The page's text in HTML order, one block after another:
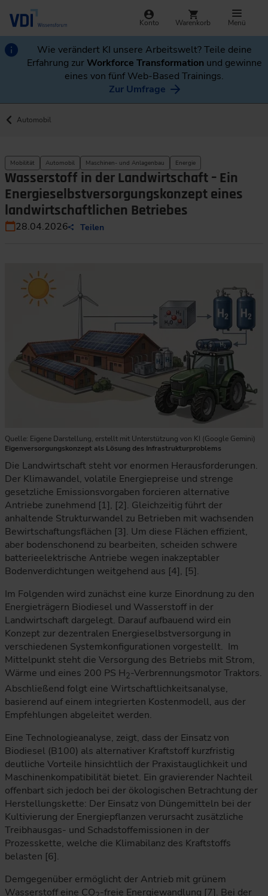
Konto Warenkorb Menü
Wie verändert KI unsere Arbeitswelt? Teile deine
Erfahrung zurWorkforce Transformation und gewinne
eines von fünf Web-Based Trainings.
Zur Umfrage
Automobil
Mobilität Automobil Maschinen- und Anlagenbau Energie
Wasserstoff in der Landwirtschaft – Ein
Energieselbstversorgungskonzept eines
landwirtschaftlichen Betriebes
28.04.2026 Teilen
Quelle: Eigene Darstellung, erstellt mit Unterstützung von KI (Google Gemini)
Eigenversorgungskonzept als Lösung des Infrastrukturproblems
Die Landwirtschaft steht vor enormen Herausforderungen.
Der Klimawandel, volatile Energiepreise und strenge
gesetzliche Emissionsvorgaben forcieren alternative
Antriebe zunehmend [1], [2]. Gleichzeitig führt der
anhaltende Strukturwandel zu Betrieben mit wachsenden
Bewirtschaftungsflächen [3]. Um diese Flächen effizient,
aber bodenschonend zu bearbeiten, scheiden schwere
batterieelektrische Antriebe wegen inakzeptabler
Bodenverdichtungen weitgehend aus [4], [5].
Im Folgenden wird zunächst eine kurze Einordnung zu den
Energieträgern Biodiesel und Wasserstoff in der
Landwirtschaft dargelegt. Darauf aufbauend wird ein
Konzept zur dezentralen Energieselbstversorgung in
verschiedenen Systemkonfigurationen vorgestellt. Im
Mittelpunkt steht die Versorgung des Betriebs mit Strom,
Wärme und eines 200 PS H2-Verbrennungsmotor Traktors.
Abschließend folgt eine Wirtschaftlichkeitsanalyse,
basierend auf einem integrierten Kostenmodell, aus der
Empfehlungen abgeleitet werden.
Eine Technologieanalyse, zeigt, dass der Einsatz von
Biodiesel (B100) als alternativer Kraftstoff kurzfristig
deutliche Vorteile hinsichtlich der Praxistauglichkeit und
Maschinenkompatibilität bietet. Ein gravierender Nachteil
offenbart sich jedoch bei der ökologischen Betrachtung der
Herstellungskette: Der Einsatz von Düngemitteln bei der
Kultivierung der Energiepflanzen verursacht zusätzliche
Treibhausgas- und Schadstoffemissionen in der
Prozesskette, welche die Klimabilanz des Kraftstoffs
belasten [6].
Demgegenüber ermöglicht der Antrieb mit grünem
Wasserstoff eine CO -freie Energiewandlung [7]. Bei der